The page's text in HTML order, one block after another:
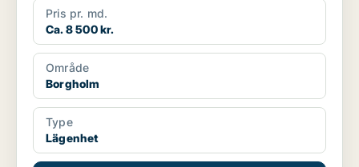
Pris pr. md.
Ca. 8 500 kr.
Område
Borgholm
Type
Lägenhet